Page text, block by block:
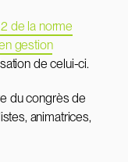
de la norme
gestion
de celui-ci.
du congrès de
animatrices,